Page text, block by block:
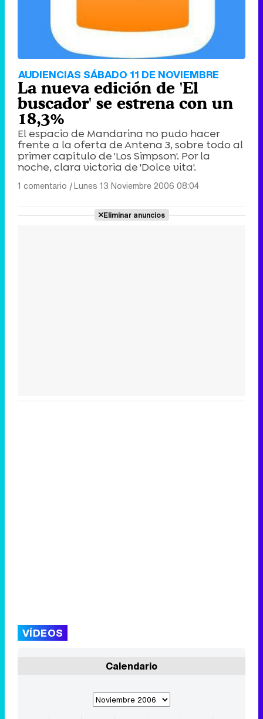
AUDIENCIAS SÁBADO 11 DE NOVIEMBRE
La nueva edición de 'El
buscador' se estrena con un
18,3%
El espacio de Mandarina no pudo hacer
frente a la oferta de Antena 3, sobre todo al
primer capítulo de 'Los Simpson'. Por la
noche, clara victoria de 'Dolce vita'.
1 comentario |Lunes 13 Noviembre 2006 08:04
Eliminar anuncios
VÍDEOS
Calendario